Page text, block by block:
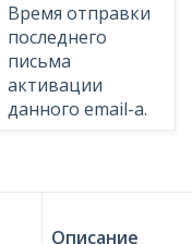
Время отправки
последнего
письма
активации
данного email-а.
Описание